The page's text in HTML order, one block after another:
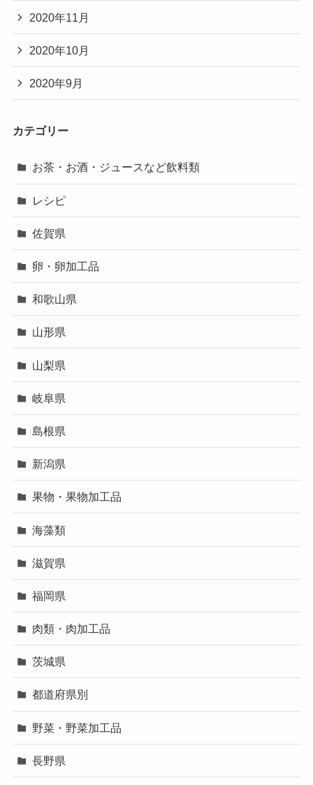
2020年11月
2020年10月
2020年9月
カテゴリー
お茶・お酒・ジュースなど飲料類
レシピ
佐賀県
卵・卵加工品
和歌山県
山形県
山梨県
岐阜県
島根県
新潟県
果物・果物加工品
海藻類
滋賀県
福岡県
肉類・肉加工品
茨城県
都道府県別
野菜・野菜加工品
長野県